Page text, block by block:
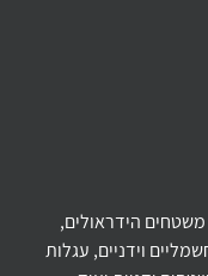
הידראולים,
וידניים, עגלות